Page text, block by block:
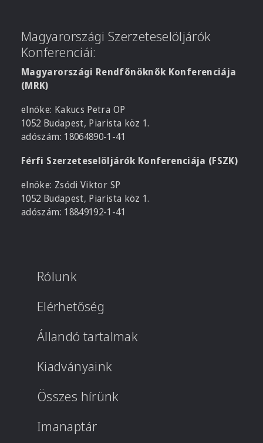
Magyarországi Szerzeteselöljárók
Konferenciái:
Magyarországi Rendfőnöknők Konferenciája
(MRK)
elnöke: Kakucs Petra OP
1052 Budapest, Piarista köz 1.
adószám: 18064890-1-41
Férfi Szerzeteselöljárók Konferenciája (FSZK)
elnöke: Zsódi Viktor SP
1052 Budapest, Piarista köz 1.
adószám: 18849192-1-41
Rólunk
Elérhetőség
Állandó tartalmak
Kiadványaink
Összes hírünk
Imanaptár